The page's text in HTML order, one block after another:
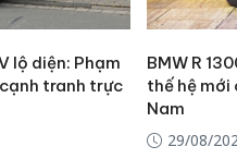
lộ diện: Phạm
tranh trực
BMW R
thế hệ
Nam
29/08/